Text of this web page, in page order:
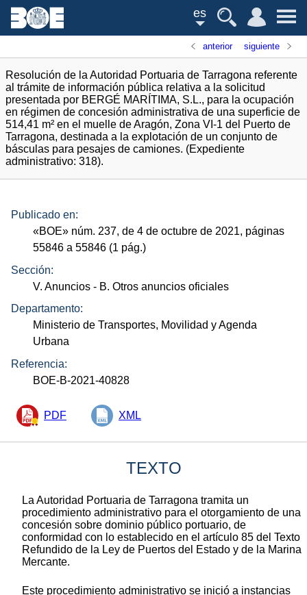
es
anterior siguiente
Resolución de la Autoridad Portuaria de Tarragona referente
al trámite de información pública relativa a la solicitud
presentada por BERGÉ MARÍTIMA, S.L., para la ocupación
en régimen de concesión administrativa de una superficie de
514,41 m² en el muelle de Aragón, Zona VI-1 del Puerto de
Tarragona, destinada a la explotación de un conjunto de
básculas para pesajes de camiones. (Expediente
administrativo: 318).
Publicado en:
«BOE» núm. 237, de 4 de octubre de 2021, páginas
55846 a 55846 (1 pág.)
Sección:
V. Anuncios - B. Otros anuncios oficiales
Departamento:
Ministerio de Transportes, Movilidad y Agenda
Urbana
Referencia:
BOE-B-2021-40828
PDF XML
TEXTO
La Autoridad Portuaria de Tarragona tramita un
procedimiento administrativo para el otorgamiento de una
concesión sobre dominio público portuario, de
conformidad con lo establecido en el artículo 85 del Texto
Refundido de la Ley de Puertos del Estado y de la Marina
Mercante.
Este procedimiento administrativo se inició a instancias